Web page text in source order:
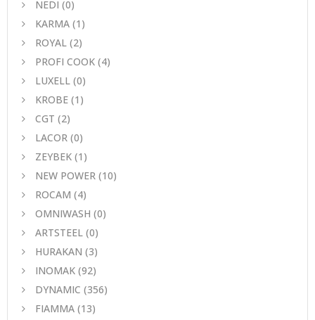
NEDI (0)
KARMA (1)
ROYAL (2)
PROFI COOK (4)
LUXELL (0)
KROBE (1)
CGT (2)
LACOR (0)
ZEYBEK (1)
NEW POWER (10)
ROCAM (4)
OMNIWASH (0)
ARTSTEEL (0)
HURAKAN (3)
INOMAK (92)
DYNAMIC (356)
FIAMMA (13)